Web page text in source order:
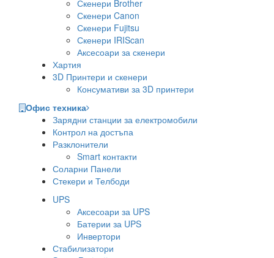
Скенери Brother
Скенери Canon
Скенери Fujitsu
Скенери IRIScan
Аксесоари за скенери
Хартия
3D Принтери и скенери
Консумативи за 3D принтери
Офис техника
Зарядни станции за електромобили
Контрол на достъпа
Разклонители
Smart контакти
Соларни Панели
Стекери и Телбоди
UPS
Аксесоари за UPS
Батерии за UPS
Инвертори
Стабилизатори